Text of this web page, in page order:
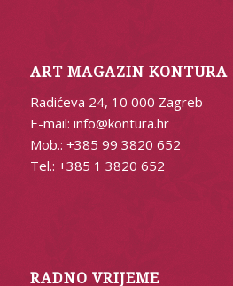
ART MAGAZIN KONTURA
Radićeva 24, 10 000 Zagreb
E-mail: info@kontura.hr
Mob.: +385 99 3820 652
Tel.: +385 1 3820 652
RADNO VRIJEME